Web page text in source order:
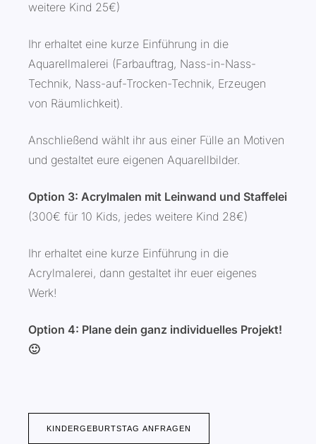
weitere Kind 25€)
Ihr erhaltet eine kurze Einführung in die
Aquarellmalerei (Farbauftrag, Nass-in-Nass-
Technik, Nass-auf-Trocken-Technik, Erzeugen
von Räumlichkeit).
Anschließend wählt ihr aus einer Fülle an Motiven
und gestaltet eure eigenen Aquarellbilder.
Option 3: Acrylmalen mit Leinwand und Staffelei
(300€ für 10 Kids, jedes weitere Kind 28€)
Ihr erhaltet eine kurze Einführung in die
Acrylmalerei, dann gestaltet ihr euer eigenes
Werk!
Option 4: Plane dein ganz individuelles Projekt!
🙂
KINDERGEBURTSTAG ANFRAGEN